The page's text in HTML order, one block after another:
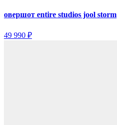
овершот entire studios jool storm
49 990 ₽